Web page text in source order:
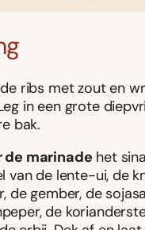
ribs met zout en
in een grote
bak.
de marinade het
van de lente-ui, de
de gember, de
de